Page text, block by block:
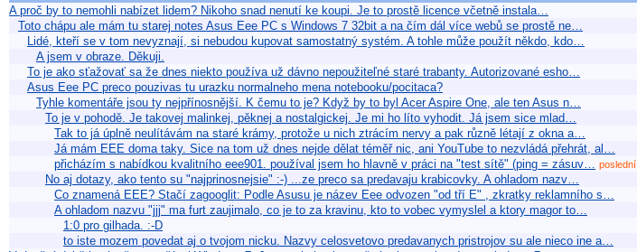
A proč by to nemohli nabízet lidem? Nikoho snad nenutí ke koupi. Je to prostě licence včetně instala…
Toto chápu ale mám tu starej notes Asus Eee PC s Windows 7 32bit a na čím dál více webů se prostě ne…
Lidé, kteří se v tom nevyznají, si nebudou kupovat samostatný systém. A tohle může použít někdo, kdo…
A jsem v obraze. Děkuji.
To je ako sťažovať sa že dnes niekto používa už dávno nepoužiteľné staré trabanty. Autorizované esho…
Asus Eee PC preco pouzivas tu urazku normalneho mena notebooku/pocitaca?
Tyhle komentáře jsou ty nejpřínosnější. K čemu to je? Když by to byl Acer Aspire One, ale ten Asus n…
To je v pohodě. Je takovej malinkej, pěknej a nostalgickej. Je mi ho líto vyhodit. Já jsem sice mlad…
Tak to já úplně neulítávám na staré krámy, protože u nich ztrácím nervy a pak různě létají z okna a…
Já mám EEE doma taky. Sice na tom už dnes nejde dělat téměř nic, ani YouTube to nezvládá přehrát, al…
přicházím s nabídkou kvalitního eee901. používal jsem ho hlavně v práci na "test sítě" (ping = zásuv… poslední
No aj dotazy, ako tento su "najprinosnejsie" :-) ...ze preco sa predavaju krabicovky. A ohladom nazv…
Co znamená EEE? Stačí zagooglit: Podle Asusu je název Eee odvozen "od tří E" , zkratky reklamního s…
A ohladom nazvu "jjj" ma furt zaujimalo, co je to za kravinu, kto to vobec vymyslel a ktory magor to…
1:0 pro gilhada. :-D
to iste mozem povedat aj o tvojom nicku. Nazvy celosvetovo predavanych pristrojov su ale nieco ine a…